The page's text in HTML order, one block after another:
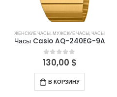
ЖЕНСКИЕ ЧАСЫ,МУЖСКИЕ ЧАСЫ,ЧАСЫ
Часы Casio AQ-240EG-9A
0out of 5
130,00 $
В КОРЗИНУ